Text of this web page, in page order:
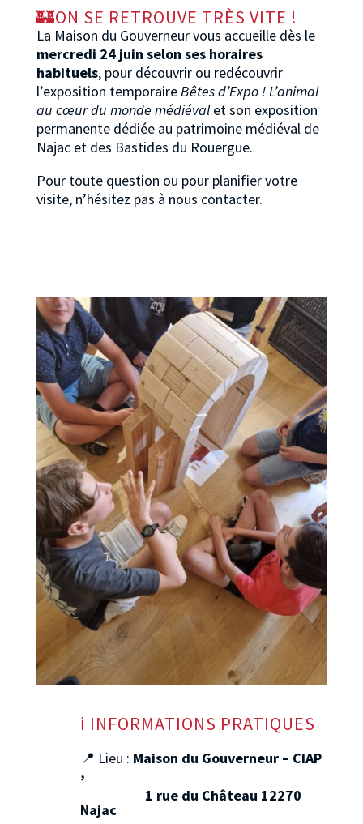
🏰ON SE RETROUVE TRÈS VITE !
La Maison du Gouverneur vous accueille dès le
mercredi 24 juin selon ses horaires
habituels, pour découvrir ou redécouvrir
l’exposition temporaireBêtes d’Expo ! L’animal
au cœur du monde médiévalet son exposition
permanente dédiée au patrimoine médiéval de
Najac et des Bastides du Rouergue.
Pour toute question ou pour planifier votre
visite, n’hésitez pas à nous contacter.
ℹ️ INFORMATIONS PRATIQUES
📍 Lieu : Maison du Gouverneur – CIAP
,
1 rue du Château 12270
Najac